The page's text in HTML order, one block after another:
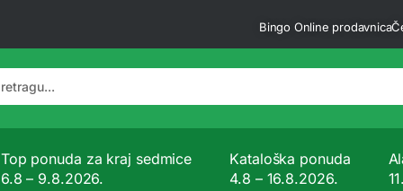
Bingo Online prodavnica
Top ponuda za kraj sedmice
6.8 – 9.8.2026.
Kataloška ponuda
4.8 – 16.8.2026.